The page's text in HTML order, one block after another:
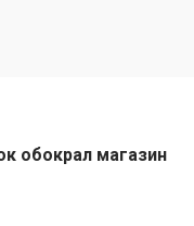
обокрал магазин